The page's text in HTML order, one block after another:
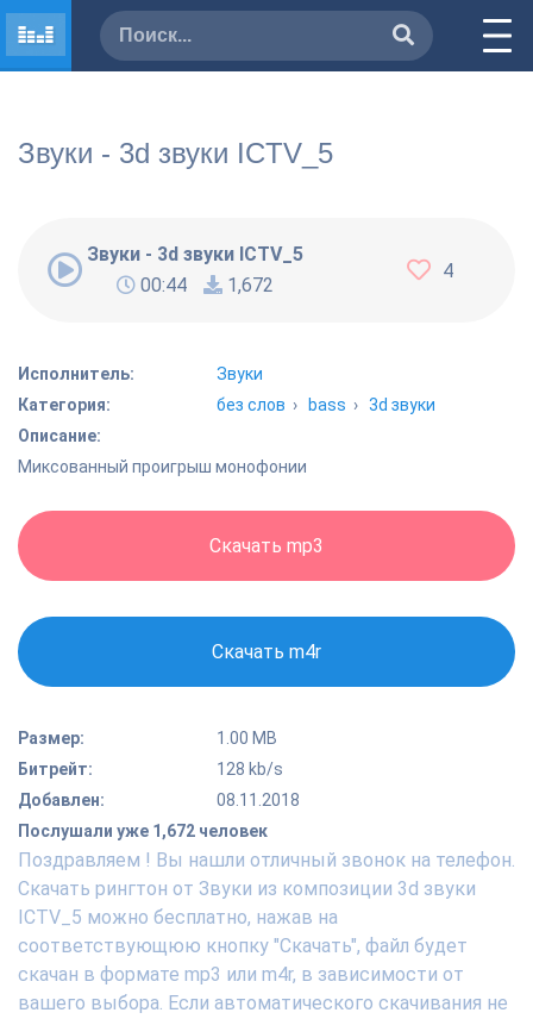
Звуки - 3d звуки ICTV_5
Звуки - 3d звуки ICTV_5
00:44
1,672
4
Исполнитель:
Звуки
Категория:
без слов › bass ›3d звуки
Описание:
Миксованный проигрыш монофонии
Скачать mp3
Скачать m4r
Размер:
1.00 MB
Битрейт:
128 kb/s
Добавлен:
08.11.2018
Послушали уже 1,672 человек
Поздравляем ! Вы нашли отличный звонок на телефон.
Скачать рингтон от Звуки из композиции 3d звуки
ICTV_5 можно бесплатно, нажав на
соответствующюю кнопку "Скачать", файл будет
скачан в формате mp3 или m4r, в зависимости от
вашего выбора. Если автоматического скачивания не